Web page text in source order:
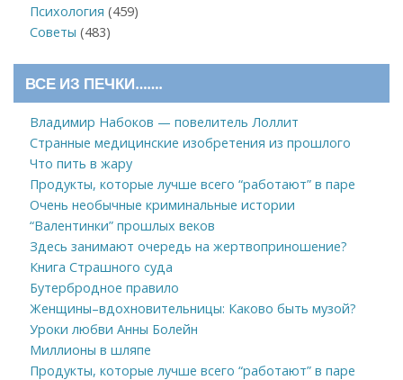
Психология (459)
Советы (483)
ВСЕ ИЗ ПЕЧКИ…….
Владимир Набоков — повелитель Лоллит
Странные медицинские изобретения из прошлого
Что пить в жару
Продукты, которые лучше всего “работают” в паре
Очень необычные криминальные истории
“Валентинки” прошлых веков
Здесь занимают очередь на жертвоприношение?
Книга Страшного суда
Бутербродное правило
Женщины–вдохновительницы: Каково быть музой?
Уроки любви Анны Болейн
Миллионы в шляпе
Продукты, которые лучше всего “работают” в паре